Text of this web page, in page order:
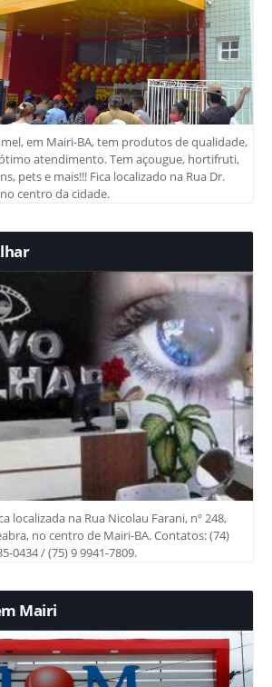
em Mairi-BA, tem produtos de qualidade,
atendimento. Tem açougue, hortifruti,
pets e mais!!! Fica localizado na Rua Dr.
centro da cidade.
localizada na Rua Nicolau Farani, nº 248,
no centro de Mairi-BA. Contatos: (74)
0434 / (75) 9 9941-7809.
Mairi